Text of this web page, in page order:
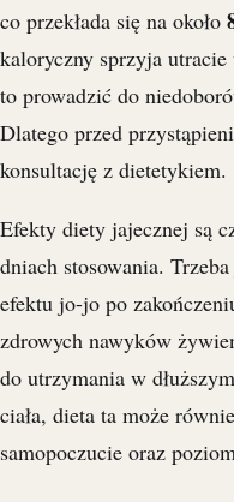
co przekłada się na około
kaloryczny sprzyja
to prowadzić do
Dlatego przed
konsultację z dietetykiem.
Efekty diety jajecznej są
dniach stosowania.
efektu jo-jo po
zdrowych nawyków
do utrzymania w
ciała, dieta ta może
samopoczucie oraz